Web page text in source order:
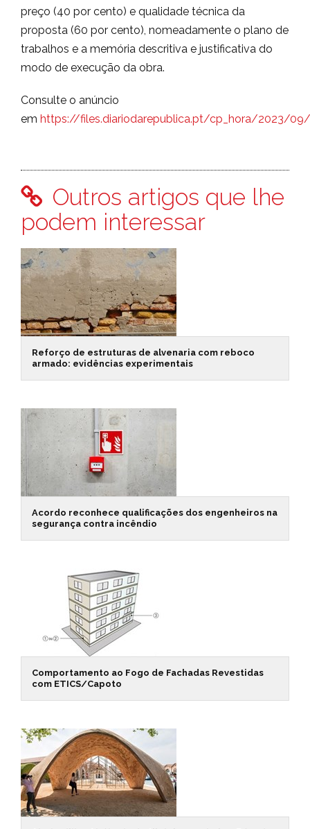
preço (40 por cento) e qualidade técnica da
proposta (60 por cento), nomeadamente o plano de
trabalhos e a memória descritiva e justificativa do
modo de execução da obra.
Consulte o anúncio
em https://files.diariodarepublica.pt/cp_hora/2023/
Outros artigos que lhe
podem interessar
Reforço de estruturas de alvenaria com reboco
armado: evidências experimentais
Acordo reconhece qualificações dos engenheiros na
segurança contra incêndio
Comportamento ao Fogo de Fachadas Revestidas
com ETICS/Capoto